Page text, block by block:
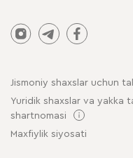
Jismoniy shaxslar uchun
Yuridik shaxslar va
shartnomasi
Maxfiylik siyosati